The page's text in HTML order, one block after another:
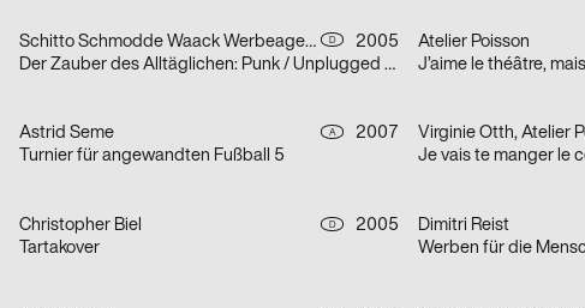
Schitto Schmodde Waack Werbeagentur GmbH D
2005
Der Zauber des Alltäglichen: Punk / Unplugged / E-Mail / Tattoo
Atelier Poisson
J’aime le théâtre,
Astrid Seme A
2007
Turnier für angewandten Fußball 5
Virginie Otth, Atelier
Christopher Biel D
2005
Tartakover
Dimitri Reist
Werben für die